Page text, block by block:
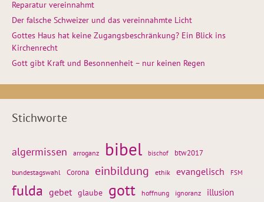
Reparatur vereinnahmt
Der falsche Schweizer und das vereinnahmte Licht
Gottes Haus hat keine Zugangsbeschränkung? Ein Blick ins
Kirchenrecht
Gott gibt Kraft und Besonnenheit – nur keinen Regen
Stichworte
algermissen arroganz bibel bischof btw2017
bundestagswahl Corona einbildung ethik evangelisch FSM
fulda gebet glaube gott hoffnung ignoranz illusion